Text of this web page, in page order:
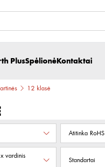
PlusSpėlionėKontaktai
12 klasė
Atitinka RoHS
vardinis
Standartai